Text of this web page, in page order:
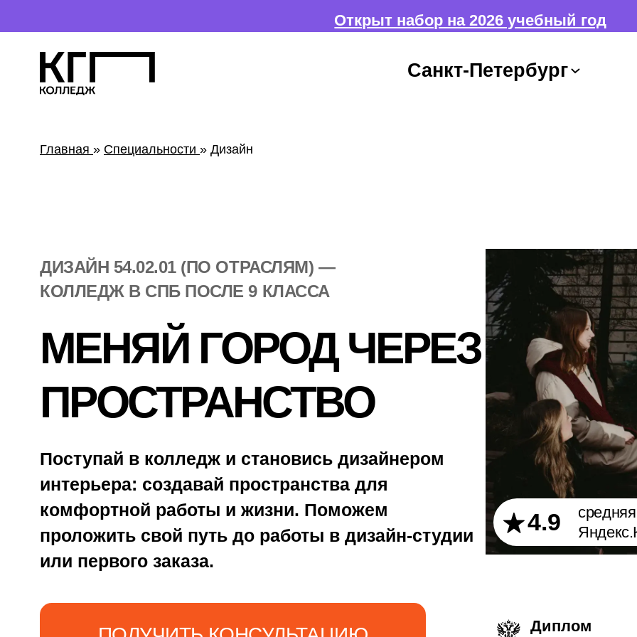
Открыт набор на 2026 учебный год
МЕНЯЙ ГОРОД ЧЕРЕЗ
ПРОСТРАНСТВО
Поступай в колледж и становись дизайнером
интерьера: создавай пространства для
комфортной работы и жизни. Поможем
или первого заказа.
ПОЛУЧИТЬ КОНСУЛЬТАЦИЮ
ЗАПИСАТЬСЯ НА ДЕНЬ
ОТКРЫТЫХ ДВЕРЕЙ
средняя оценка на платформах:
Яндекс.Карты, 2ГИС и Zoon
государственного
Приём
по аттестату —
результатов ОГЭ/
ЕГЭ
Предоставляем
отсрочку
от армии
и наставники-
предприниматели